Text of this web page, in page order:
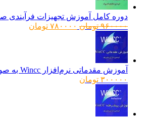
دوره کامل آموزش تجهیزات فرآیندی صنعتی
۹۶۰۰۰۰ تومانقیمت
۷۸۰۰۰۰ تومانقیمت
آموزش مقدماتی نرم‌افزار Wincc به صورت تصویری
۳۰۰۰۰۰ تومان